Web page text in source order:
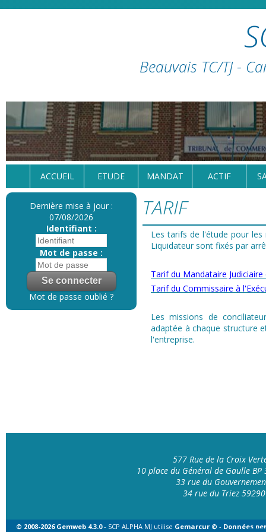
Beauvais TC/TJ -
ACCUEIL ETUDE MANDAT ACTIF
Dernière mise à jour :
07/08/2026
Identifiant :
Mot de passe :
Mot de passe oublié ?
TARIF
Les tarifs de l'étude pour les
Liquidateur sont fixés par
Tarif du Mandataire
Tarif du Commissaire à
Les missions de
adaptée à chaque structure
l'entreprise.
577 Rue de la Croix
10 place du Général de Gaulle BP
33 rue du
34 rue du Triez 59290
© 2008-2026 Gemweb 4.3.0- SCP ALPHA MJ utilise Gemarcur © - Données